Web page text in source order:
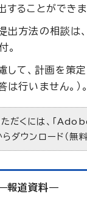
ることができま
出方法の相談は
。
て、計画を策定
行いません。）。
だくには、「
らダウンロード（無料
報道資料